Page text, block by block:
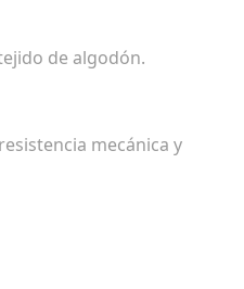
de algodón.
mecánica y